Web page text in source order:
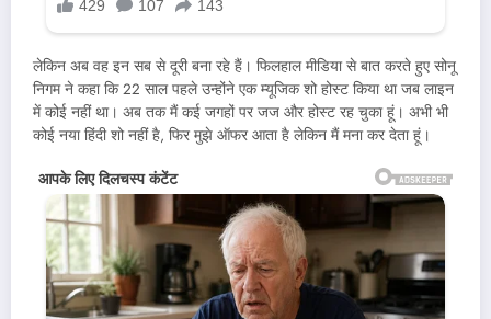
लेकिन अब वह इन सब से दूरी बना रहे हैं। फिलहाल मीडिया से बात करते हुए सोनू
निगम ने कहा कि 22 साल पहले उन्होंने एक म्यूजिक शो होस्ट किया था जब लाइन
में कोई नहीं था। अब तक मैं कई जगहों पर जज और होस्ट रह चुका हूं। अभी भी
कोई नया हिंदी शो नहीं है, फिर मुझे ऑफर आता है लेकिन मैं मना कर देता हूं।